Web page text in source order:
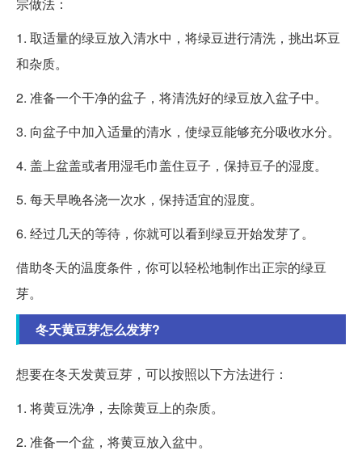
1. 取适量的绿豆放入清水中，将绿豆进行清洗，挑出坏豆
和杂质。
2. 准备一个干净的盆子，将清洗好的绿豆放入盆子中。
3. 向盆子中加入适量的清水，使绿豆能够充分吸收水分。
4. 盖上盆盖或者用湿毛巾盖住豆子，保持豆子的湿度。
5. 每天早晚各浇一次水，保持适宜的湿度。
6. 经过几天的等待，你就可以看到绿豆开始发芽了。
借助冬天的温度条件，你可以轻松地制作出正宗的绿豆
芽。
冬天黄豆芽怎么发芽?
想要在冬天发黄豆芽，可以按照以下方法进行：
1. 将黄豆洗净，去除黄豆上的杂质。
2. 准备一个盆，将黄豆放入盆中。